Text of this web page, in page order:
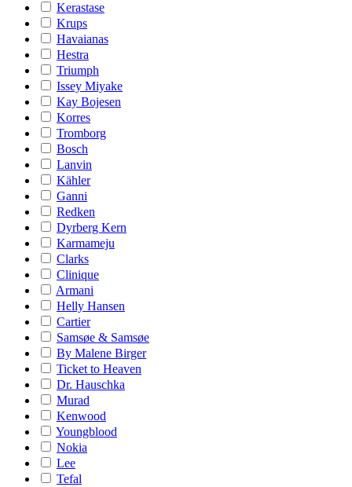
Kerastase
Krups
Havaianas
Hestra
Triumph
Issey Miyake
Kay Bojesen
Korres
Tromborg
Bosch
Lanvin
Kähler
Ganni
Redken
Dyrberg Kern
Karmameju
Clarks
Clinique
Armani
Helly Hansen
Cartier
Samsøe & Samsøe
By Malene Birger
Ticket to Heaven
Dr. Hauschka
Murad
Kenwood
Youngblood
Nokia
Lee
Tefal